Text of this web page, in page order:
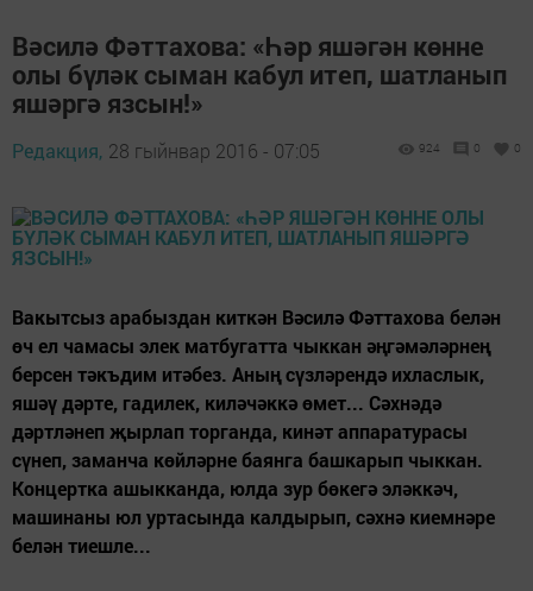
Вәсилә Фәттахова: «Һәр яшәгән көнне
олы бүләк сыман кабул итеп, шатланып
яшәргә язсын!»
Редакция, 28 гыйнвар 2016 - 07:05 924 0 0
Вакытсыз арабыздан киткән Вәсилә Фәттахова белән
өч ел чамасы элек матбугатта чыккан әңгәмәләрнең
берсен тәкъдим итәбез. Аның сүзләрендә ихласлык,
яшәү дәрте, гадилек, киләчәккә өмет... Сәхнәдә
дәртләнеп җырлап торганда, кинәт аппаратурасы
сүнеп, заманча көйләрне баянга башкарып чыккан.
Концертка ашыкканда, юлда зур бөкегә эләккәч,
машинаны юл уртасында калдырып, сәхнә киемнәре
белән тиешле...